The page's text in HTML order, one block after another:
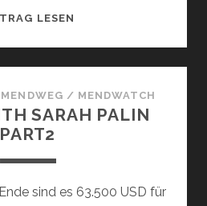
LESEN
MENDWEG / MENDWATCH
SARAH PALIN
PART2
sind es 63.500 USD für